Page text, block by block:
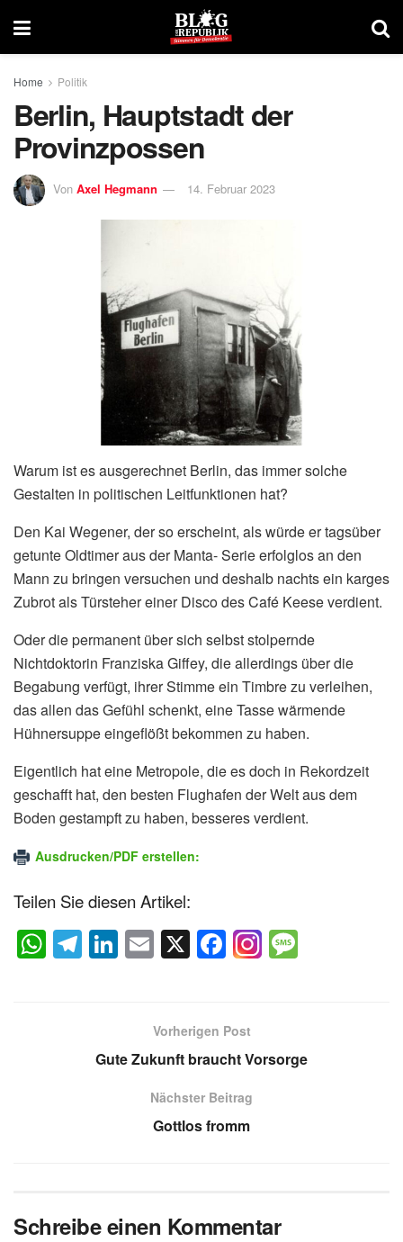
Home Politik
Berlin, Hauptstadt der
Provinzpossen
Von Axel Hegmann 14. Februar 2023
Warum ist es ausgerechnet Berlin, das immer solche
Gestalten in politischen Leitfunktionen hat?
Den Kai Wegener, der so erscheint, als würde er tagsüber
getunte Oldtimer aus der Manta- Serie erfolglos an den
Mann zu bringen versuchen und deshalb nachts ein karges
Zubrot als Türsteher einer Disco des Café Keese verdient.
Oder die permanent über sich selbst stolpernde
Nichtdoktorin Franziska Giffey, die allerdings über die
Begabung verfügt, ihrer Stimme ein Timbre zu verleihen,
das allen das Gefühl schenkt, eine Tasse wärmende
Hühnersuppe eingeflößt bekommen zu haben.
Eigentlich hat eine Metropole, die es doch in Rekordzeit
geschafft hat, den besten Flughafen der Welt aus dem
Boden gestampft zu haben, besseres verdient.
Ausdrucken/PDF erstellen:
Teilen Sie diesen Artikel:
W
h
T
el
a
Li
n
dI
E
m
X F
a
e
b
o
o
k
g
Vorherigen Post
Gute Zukunft braucht Vorsorge
Nächster Beitrag
Gottlos fromm
Schreibe einen Kommentar